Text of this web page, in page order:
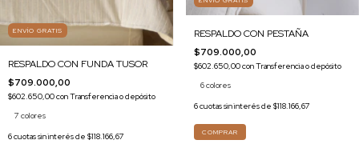
ENVÍO GRATIS
RESPALDO CON FUNDA TUSOR
$709.000,00
$602.650,00conTransferencia o depósito
7 colores
6cuotas sin interés de $118.166,67
RESPALDO CON PESTAÑA
$709.000,00
$602.650,00conTransferencia o depósito
6 colores
6cuotas sin interés de $118.166,67
COMPRAR